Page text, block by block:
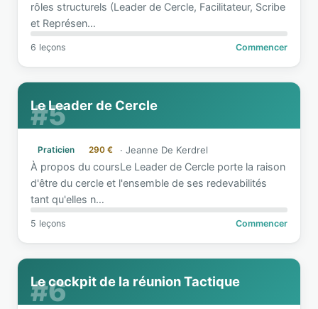
rôles structurels (Leader de Cercle, Facilitateur, Scribe
et Représen…
6 leçons Commencer
#5
Le Leader de Cercle
Praticien 290 € · Jeanne De Kerdrel
À propos du coursLe Leader de Cercle porte la raison
d'être du cercle et l'ensemble de ses redevabilités
tant qu'elles n…
5 leçons Commencer
#6
Le cockpit de la réunion Tactique